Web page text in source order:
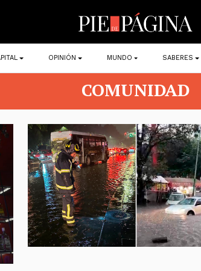
OPINIÓN MUNDO SABERES
COMUNIDAD